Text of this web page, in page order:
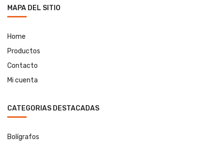
MAPA DEL SITIO
Home
Productos
Contacto
Mi cuenta
CATEGORIAS DESTACADAS
Bolígrafos